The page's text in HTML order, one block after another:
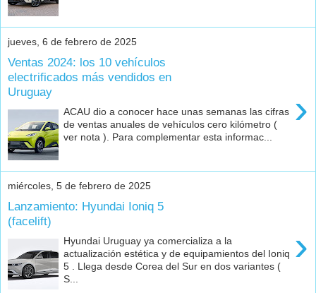
jueves, 6 de febrero de 2025
Ventas 2024: los 10 vehículos
electrificados más vendidos en
Uruguay
›
ACAU dio a conocer hace unas semanas las cifras
de ventas anuales de vehículos cero kilómetro (
ver nota ). Para complementar esta informac...
miércoles, 5 de febrero de 2025
Lanzamiento: Hyundai Ioniq 5
(facelift)
›
Hyundai Uruguay ya comercializa a la
actualización estética y de equipamientos del Ioniq
5 . Llega desde Corea del Sur en dos variantes (
S...